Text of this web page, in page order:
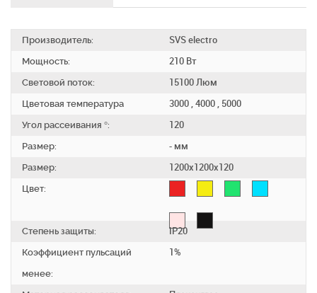
Производитель:
SVS electro
Мощность:
210 Вт
Световой поток:
15100 Люм
Цветовая температура
3000 , 4000 , 5000
Угол рассеивания °:
120
Размер:
- мм
Размер:
1200х1200х120
Цвет:
Степень защиты:
IP20
Коэффициент пульсаций
менее:
1%